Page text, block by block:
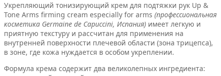
Укрепляющий тонизирующий крем для подтяжки рук Up &
Tone Arms firming cream especially for arms (профессиональная
косметика Germaine de Capuccini, Испания) имеет легкую и
приятную текстуру и рассчитан для применения на
внутренней поверхности плечевой области (зона трицепса),
в зоне, где кожа нуждается в особом укреплении.
Формула крема содержит два великолепных ингредиента: